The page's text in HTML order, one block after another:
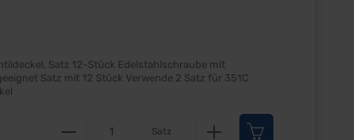
mit
Produkt Anzahl: Gib den
Satz